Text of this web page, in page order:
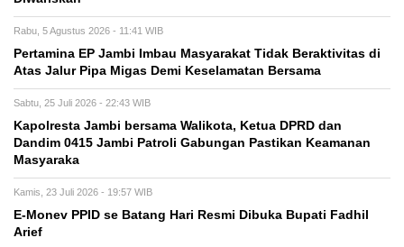
Rabu, 5 Agustus 2026 - 11:41 WIB
Pertamina EP Jambi Imbau Masyarakat Tidak Beraktivitas di
Atas Jalur Pipa Migas Demi Keselamatan Bersama
Sabtu, 25 Juli 2026 - 22:43 WIB
Kapolresta Jambi bersama Walikota, Ketua DPRD dan
Dandim 0415 Jambi Patroli Gabungan Pastikan Keamanan
Masyaraka
Kamis, 23 Juli 2026 - 19:57 WIB
E-Monev PPID se Batang Hari Resmi Dibuka Bupati Fadhil
Arief